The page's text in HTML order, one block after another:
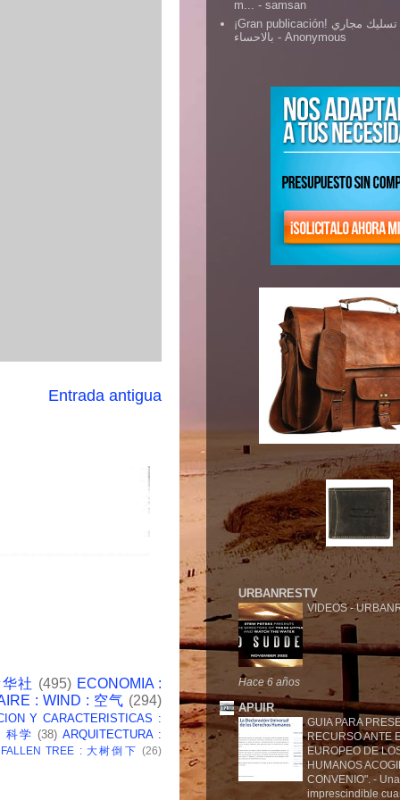
Entrada antigua
社 (495) ECONOMIA :
: WIND : 空气 (294)
Y CARACTERISTICAS :
科学 (38) ARQUITECTURA :
TREE : 大树倒下 (26)
m...
- samsan
¡Gran publicación! شركة تسليك مجاري
بالاحساء - Anonymous
URBANRESTV
VIDEOS-
Hace 6 años
APUIR
GUIA PARA
RECURSO ANTE
EUROPEO DE
HUMANOS
CONVENIO". -
imprescindible